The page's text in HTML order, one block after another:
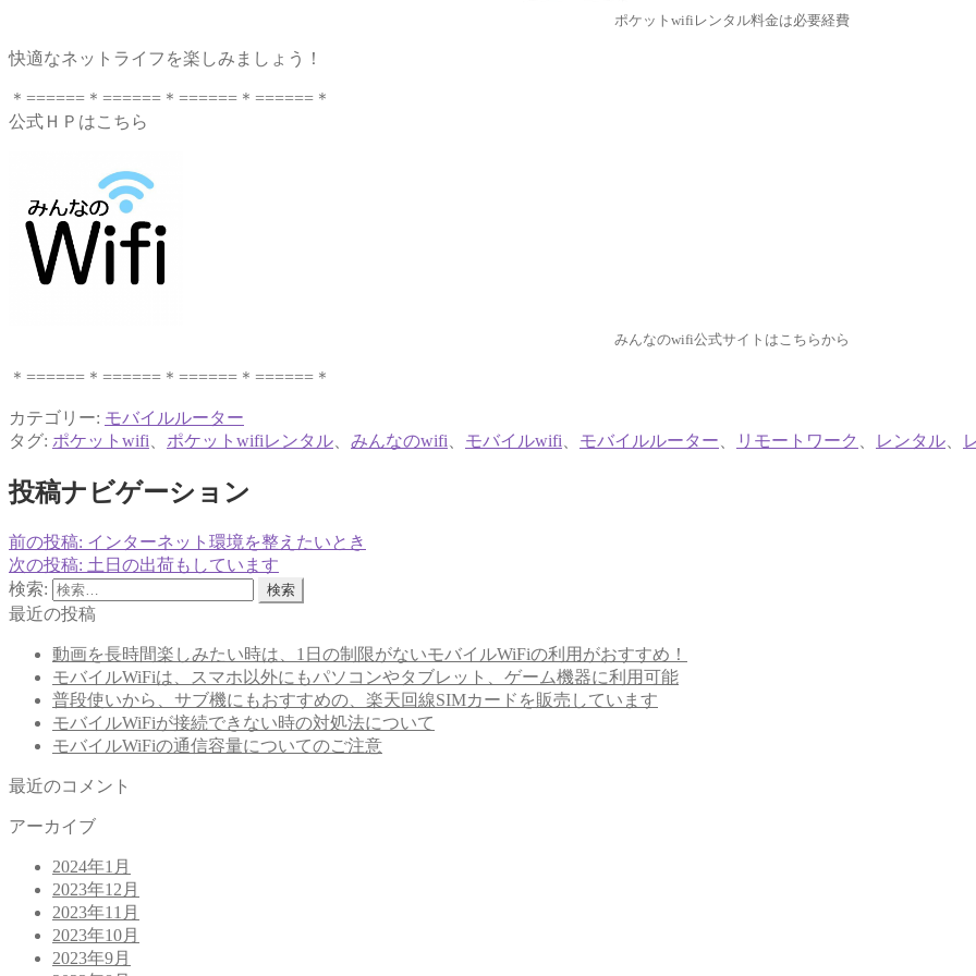
ポケットwifiレンタル料金は必要経費
快適なネットライフを楽しみましょう！
＊======＊======＊======＊======＊
公式ＨＰはこちら
みんなのwifi公式サイトはこちらから
＊======＊======＊======＊======＊
カテゴリー: モバイルルーター
タグ: ポケットwifi ポケットwifiレンタル みんなのwifi モバイルwifi モバイルルーター リモートワーク レンタル
投稿ナビゲーション
前の投稿: インターネット環境を整えたいとき
次の投稿: 土日の出荷もしています
検索:
最近の投稿
動画を長時間楽しみたい時は、1日の制限がないモバイルWiFiの利用がおすすめ！
モバイルWiFiは、スマホ以外にもパソコンやタブレット、ゲーム機器に利用可能
普段使いから、サブ機にもおすすめの、楽天回線SIMカードを販売しています
モバイルWiFiが接続できない時の対処法について
モバイルWiFiの通信容量についてのご注意
最近のコメント
アーカイブ
2024年1月
2023年12月
2023年11月
2023年10月
2023年9月